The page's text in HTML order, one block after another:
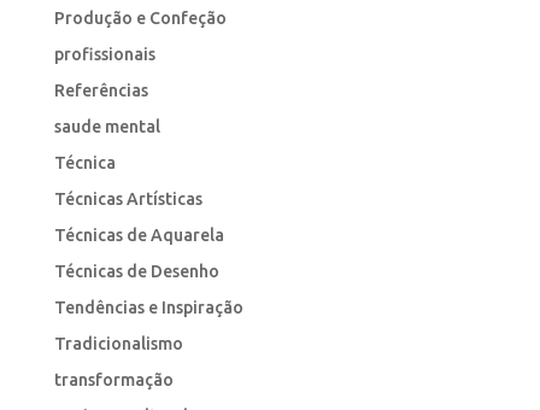
Produção e Confeção
profissionais
Referências
saude mental
Técnica
Técnicas Artísticas
Técnicas de Aquarela
Técnicas de Desenho
Tendências e Inspiração
Tradicionalismo
transformação